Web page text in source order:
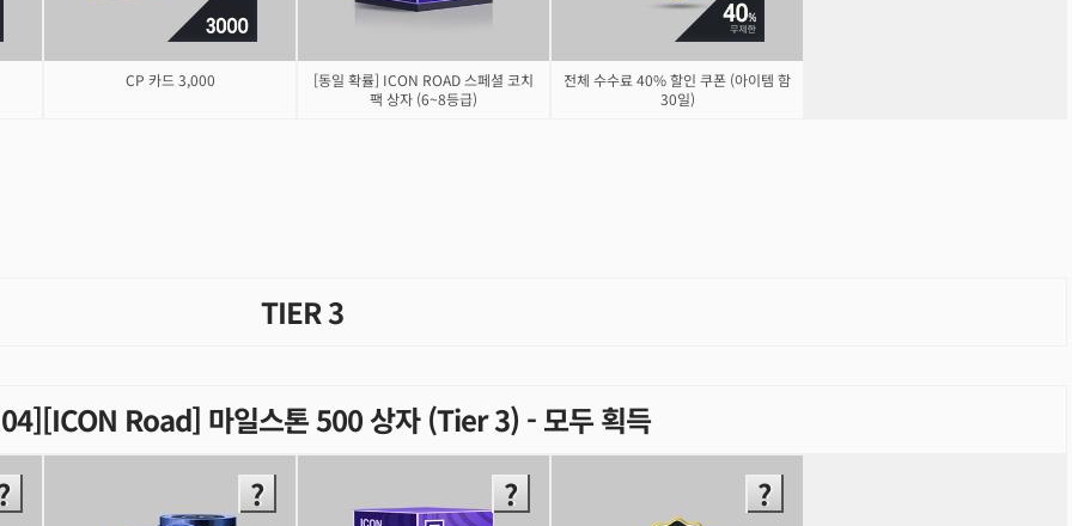
CP 카드 3,000
[동일 확률] ICON ROAD 스페셜 코치
팩 상자 (6~8등급)
전체 수수료 40% 할인 쿠폰 (아이템 함
30일)
TIER 3
Road] 마일스톤 500 상자 (Tier 3) - 모두 획득